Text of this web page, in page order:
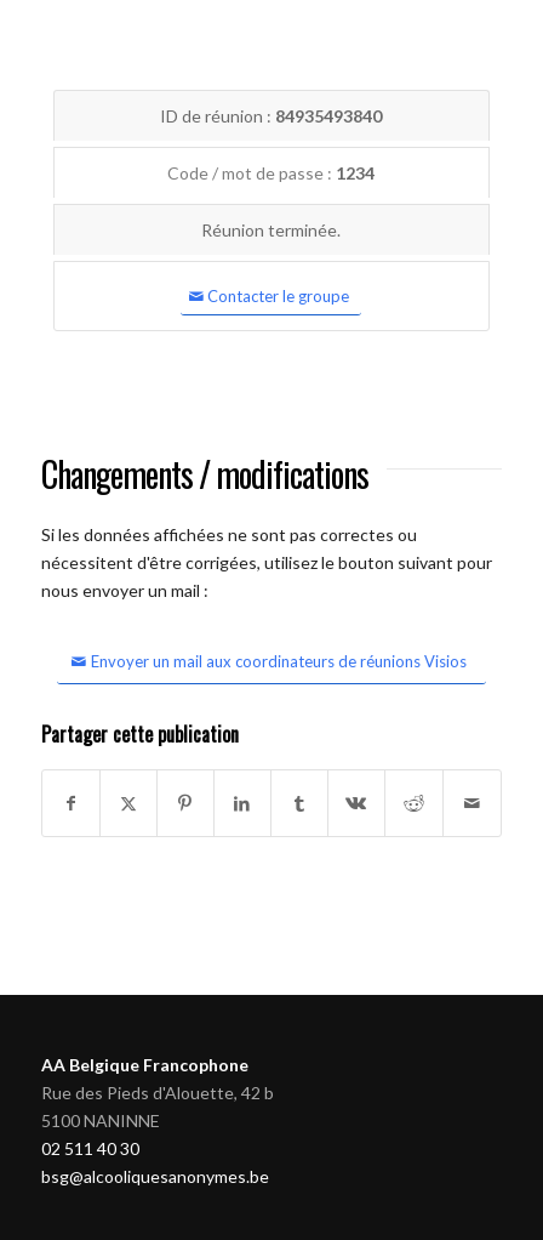
ID de réunion : 84935493840
Code / mot de passe : 1234
Réunion terminée.
Contacter le groupe
Changements / modifications
Si les données affichées ne sont pas correctes ou
nécessitent d'être corrigées, utilisez le bouton suivant pour
nous envoyer un mail :
Envoyer un mail aux coordinateurs de réunions Visios
Partager cette publication
AA Belgique Francophone
Rue des Pieds d'Alouette, 42 b
5100 NANINNE
02 511 40 30
bsg@alcooliquesanonymes.be